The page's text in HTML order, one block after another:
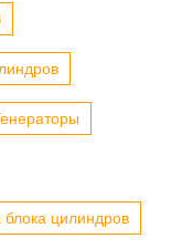
блока цилиндров